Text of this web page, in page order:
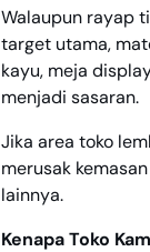
Walaupun rayap
target utama,
kayu, meja
menjadi sasaran.
Jika area toko
merusak
lainnya.
Kenapa Toko